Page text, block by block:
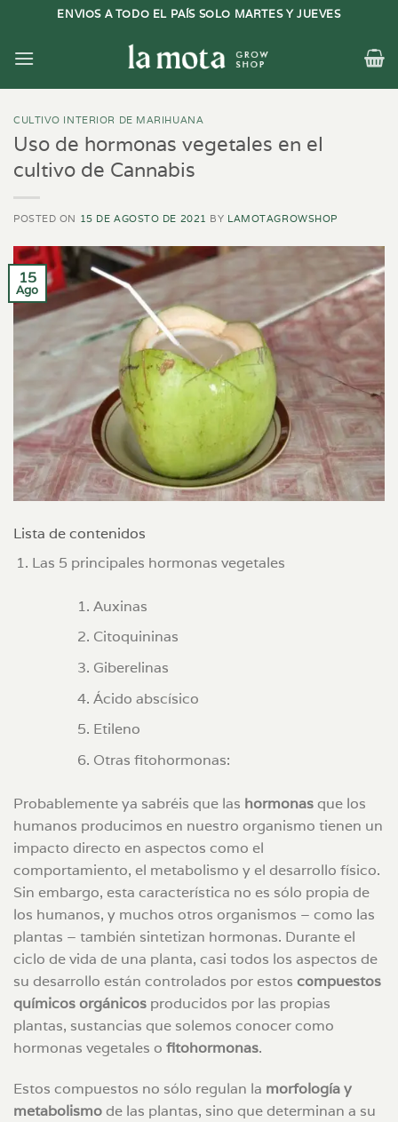
contenido
ENVIOS A TODO EL PAÍS SOLO MARTES Y JUEVES
CULTIVO INTERIOR DE MARIHUANA
Uso de hormonas vegetales en el
cultivo de Cannabis
POSTED ON 15 DE AGOSTO DE 2021 BY LAMOTAGROWSHOP
15
Ago
Lista de contenidos
Las 5 principales hormonas vegetales
Auxinas
Citoquininas
Giberelinas
Ácido abscísico
Etileno
Otras fitohormonas:
Probablemente ya sabréis que las hormonasque los
humanos producimos en nuestro organismo tienen un
impacto directo en aspectos como el
comportamiento, el metabolismo y el desarrollo físico.
Sin embargo, esta característica no es sólo propia de
los humanos, y muchos otros organismos – como las
plantas – también sintetizan hormonas. Durante el
ciclo de vida de una planta, casi todos los aspectos de
su desarrollo están controlados por estos compuestos
químicos orgánicos producidos por las propias
plantas, sustancias que solemos conocer como
hormonas vegetales o fitohormonas.
Estos compuestos no sólo regulan la morfología y
metabolismode las plantas, sino que determinan a su